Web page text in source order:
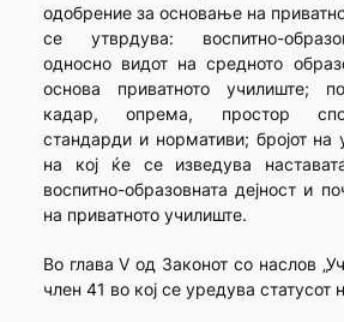
одобрение за основање на
се утврдува: воспитно-
односно видот на средното
основа приватното училиште;
кадар, опрема, простор
стандарди и нормативи; бројот на
на кој ќе се изведува
воспитно-образовната дејност и
на приватното училиште.
Во глава V од Законот со наслов
член 41 во кој се уредува статусот